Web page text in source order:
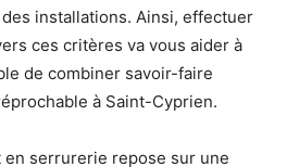
installations. Ainsi, effectuer
ces critères va vous aider à
de combiner savoir-faire
à Saint-Cyprien.
serrurerie repose sur une